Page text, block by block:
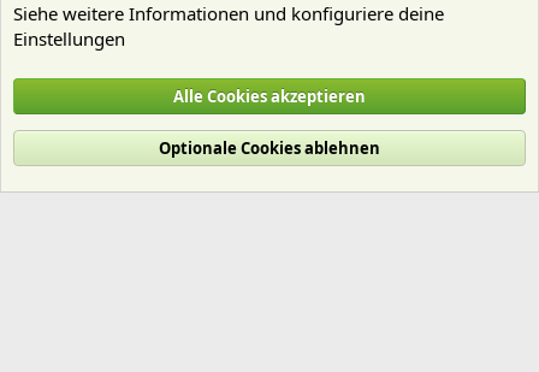
Cookies
Deutsch (Du)
Nutzungsbedingungen
Datenschutz Hilfe und Impressum
R
Siehe weitere Informationen und konfiguriere deine
Einstellungen
Alle Cookies akzeptieren
Optionale Cookies ablehnen